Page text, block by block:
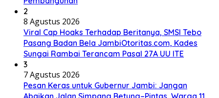
2
8 Agustus 2026
Viral Cap Hoaks Terhadap Beritanya, SMSI Tebo
Pasang Badan Bela JambiOtoritas.com, Kades
Sungai Rambai Terancam Pasal 27A UU ITE
3
7 Agustus 2026
Pesan Keras untuk Gubernur Jambi: Jangan
Abaikan Jalan Simpang Betung–Pintas, Warga 11